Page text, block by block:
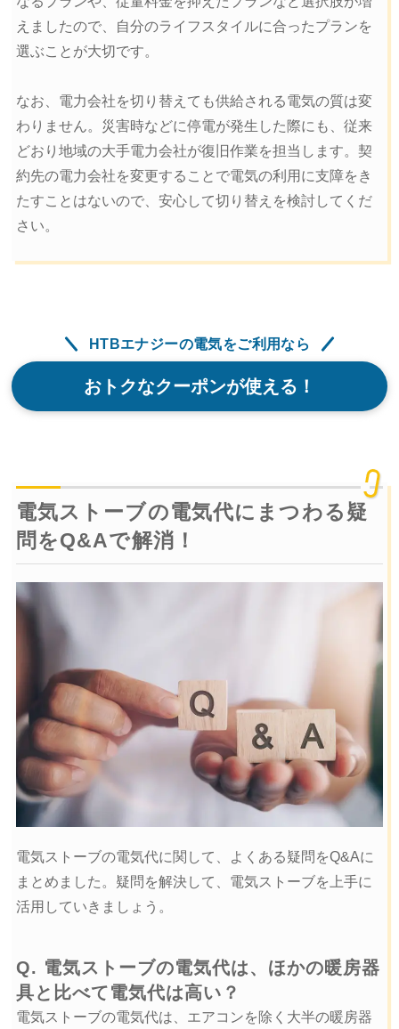
えましたので、自分のライフスタイルに合ったプランを
選ぶことが大切です。
なお、電力会社を切り替えても供給される電気の質は変
わりません。災害時などに停電が発生した際にも、従来
どおり地域の大手電力会社が復旧作業を担当します。契
約先の電力会社を変更することで電気の利用に支障をき
たすことはないので、安心して切り替えを検討してくだ
さい。
HTBエナジーの電気をご利用なら
おトクなクーポンが使える！
電気ストーブの電気代にまつわる疑
問をQ&Aで解消！
電気ストーブの電気代に関して、よくある疑問をQ&Aに
まとめました。疑問を解決して、電気ストーブを上手に
活用していきましょう。
Q. 電気ストーブの電気代は、ほかの暖房器
具と比べて電気代は高い？
電気ストーブの電気代は、エアコンを除く大半の暖房器